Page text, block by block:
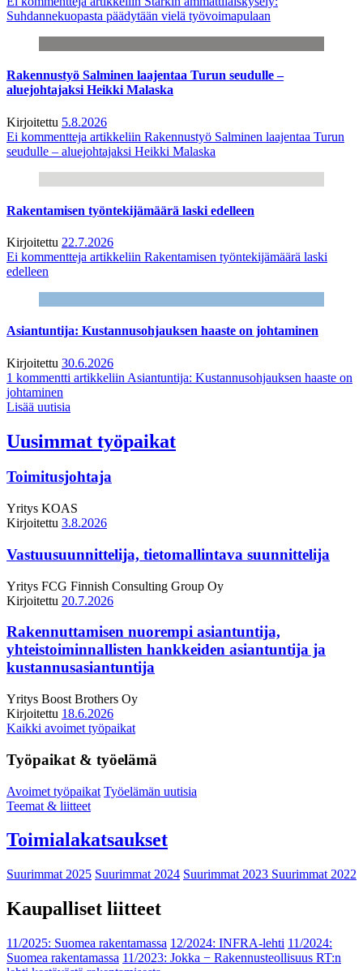
Suhdannekuopasta päädytään vielä työvoimapulaan
Rakennustyö Salminen laajentaa Turun seudulle –
aluejohtajaksi Heikki Malaska
Kirjoitettu 5.8.2026
Ei kommentteja artikkeliin Rakennustyö Salminen laajentaa Turun
seudulle – aluejohtajaksi Heikki Malaska
Rakentamisen työntekijämäärä laski edelleen
Kirjoitettu 22.7.2026
Ei kommentteja artikkeliin Rakentamisen työntekijämäärä laski
edelleen
Asiantuntija: Kustannusohjauksen haaste on johtaminen
Kirjoitettu 30.6.2026
1 kommentti artikkeliin Asiantuntija: Kustannusohjauksen haaste on
johtaminen
Lisää uutisia
Uusimmat työpaikat
Toimitusjohtaja
Yritys KOAS
Kirjoitettu 3.8.2026
Vastuusuunnittelija, tietomallintava suunnittelija
Yritys FCG Finnish Consulting Group Oy
Kirjoitettu 20.7.2026
Rakennuttamisen nuorempi asiantuntija,
yhteistoiminnallisten hankkeiden asiantuntija ja
kustannusasiantuntija
Yritys Boost Brothers Oy
Kirjoitettu 18.6.2026
Kaikki avoimet työpaikat
Työpaikat & työelämä
Avoimet työpaikat Työelämän uutisia
Teemat & liitteet
Toimialakatsaukset
Suurimmat 2025 Suurimmat 2024 Suurimmat 2023 Suurimmat 2022
Kaupalliset liitteet
11/2025: Suomea rakentamassa 12/2024: INFRA-lehti 11/2024:
Suomea rakentamassa 11/2023: Jokka − Rakennusteollisuus RT:n